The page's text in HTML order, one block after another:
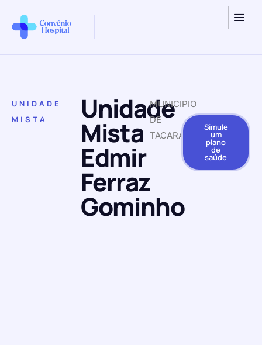
UNIDADE
MISTA
Unidade
Mista
Edmir
Ferraz
Gominho
MUNICIPIO
DE
TACARATU
Simule
um
plano
de
saúde